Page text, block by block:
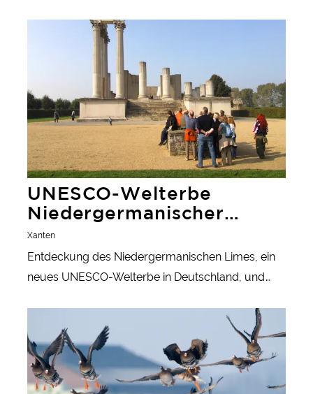
UNESCO-Welterbe
Niedergermanischer
Limes
Xanten
Entdeckung des Niedergermanischen Limes, ein
neues UNESCO-Welterbe in Deutschland, und